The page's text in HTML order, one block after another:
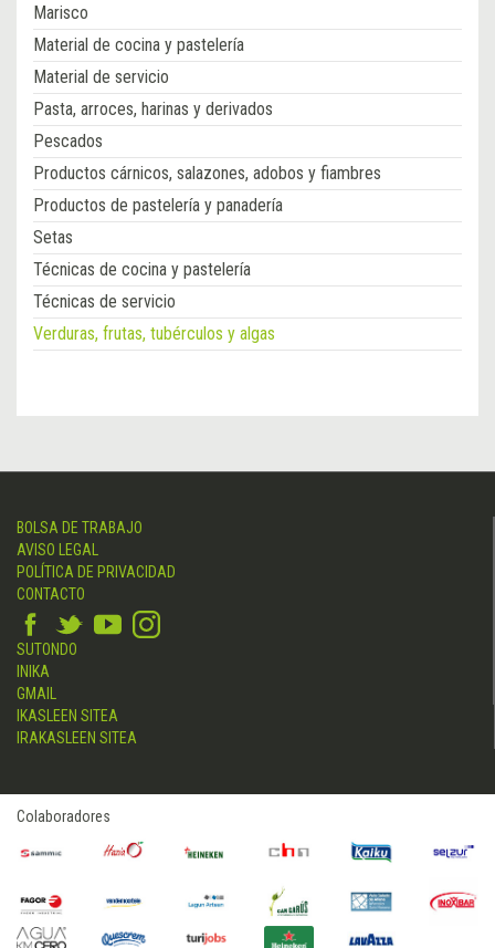
Marisco
Material de cocina y pastelería
Material de servicio
Pasta, arroces, harinas y derivados
Pescados
Productos cárnicos, salazones, adobos y fiambres
Productos de pastelería y panadería
Setas
Técnicas de cocina y pastelería
Técnicas de servicio
Verduras, frutas, tubérculos y algas
BOLSA DE TRABAJO
AVISO LEGAL
POLÍTICA DE PRIVACIDAD
CONTACTO
SUTONDO
INIKA
GMAIL
IKASLEEN SITEA
IRAKASLEEN SITEA
Colaboradores